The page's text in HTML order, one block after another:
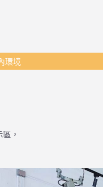
環境
，